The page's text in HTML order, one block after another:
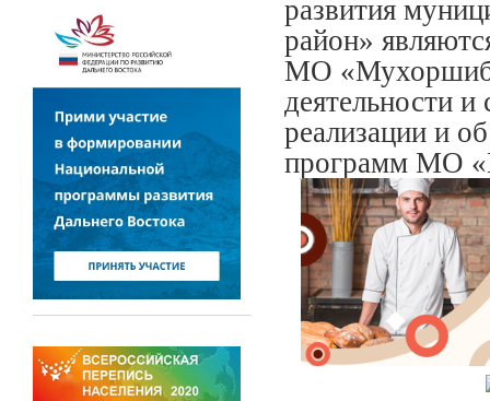
развития
район»
МО
деятельности
реализации и
программ МО